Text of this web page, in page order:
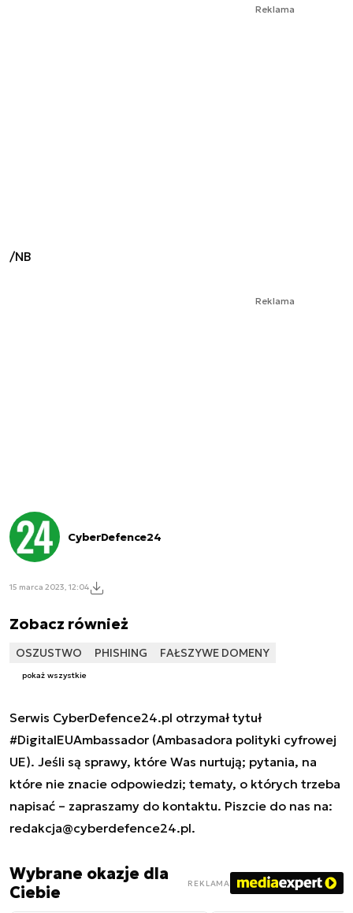
Reklama
/NB
Reklama
CyberDefence24
15 marca 2023, 12:04
Zobacz również
OSZUSTWO PHISHING FAŁSZYWE DOMENY
pokaż wszystkie
Serwis CyberDefence24.pl otrzymał tytuł
#DigitalEUAmbassador (Ambasadora polityki cyfrowej
UE). Jeśli są sprawy, które Was nurtują; pytania, na
które nie znacie odpowiedzi; tematy, o których trzeba
napisać – zapraszamy do kontaktu. Piszcie do nas na:
redakcja@cyberdefence24.pl.
Wybrane okazje dla
Ciebie
REKLAMA